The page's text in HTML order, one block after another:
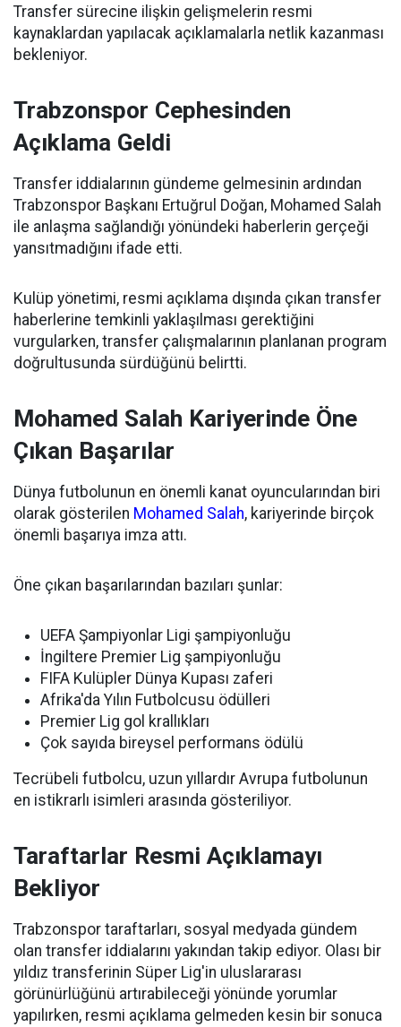
Transfer sürecine ilişkin gelişmelerin resmi
kaynaklardan yapılacak açıklamalarla netlik kazanması
bekleniyor.
Trabzonspor Cephesinden
Açıklama Geldi
Transfer iddialarının gündeme gelmesinin ardından
Trabzonspor Başkanı Ertuğrul Doğan, Mohamed Salah
ile anlaşma sağlandığı yönündeki haberlerin gerçeği
yansıtmadığını ifade etti.
Kulüp yönetimi, resmi açıklama dışında çıkan transfer
haberlerine temkinli yaklaşılması gerektiğini
vurgularken, transfer çalışmalarının planlanan program
doğrultusunda sürdüğünü belirtti.
Mohamed Salah Kariyerinde Öne
Çıkan Başarılar
Dünya futbolunun en önemli kanat oyuncularından biri
olarak gösterilen Mohamed Salah, kariyerinde birçok
önemli başarıya imza attı.
Öne çıkan başarılarından bazıları şunlar:
UEFA Şampiyonlar Ligi şampiyonluğu
İngiltere Premier Lig şampiyonluğu
FIFA Kulüpler Dünya Kupası zaferi
Afrika'da Yılın Futbolcusu ödülleri
Premier Lig gol krallıkları
Çok sayıda bireysel performans ödülü
Tecrübeli futbolcu, uzun yıllardır Avrupa futbolunun
en istikrarlı isimleri arasında gösteriliyor.
Taraftarlar Resmi Açıklamayı
Bekliyor
Trabzonspor taraftarları, sosyal medyada gündem
olan transfer iddialarını yakından takip ediyor. Olası bir
yıldız transferinin Süper Lig'in uluslararası
görünürlüğünü artırabileceği yönünde yorumlar
yapılırken, resmi açıklama gelmeden kesin bir sonuca